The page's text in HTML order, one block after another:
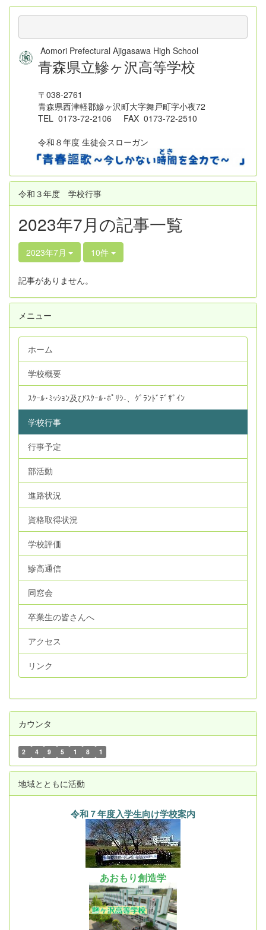
Aomori Prefectural Ajigasawa High School
青森県立鰺ヶ沢高等学校
〒038-2761
青森県西津軽郡鰺ヶ沢町大字舞戸町字小夜72
TEL 0173-72-2106 FAX 0173-72-2510
令和８年度 生徒会スローガン
令和３年度 学校行事
2023年7月の記事一覧
2023年7月 10件
記事がありません。
メニュー
ホーム
学校概要
ｽｸｰﾙ･ﾐｯｼｮﾝ及びｽｸｰﾙ･ﾎﾟﾘｼ‐、ｸﾞﾗﾝﾄﾞﾃﾞｻﾞｲﾝ
学校行事
行事予定
部活動
進路状況
資格取得状況
学校評価
鰺高通信
同窓会
卒業生の皆さんへ
アクセス
リンク
カウンタ
2 4 9 5 1 8 1
地域とともに活動
令和７年度入学生向け学校案内
あおもり創造学